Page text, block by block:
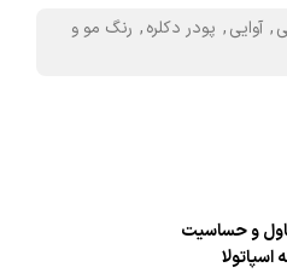
, آوایی, پودر دکلره, رنگ مو و
و حساسیت
اسپاتولا